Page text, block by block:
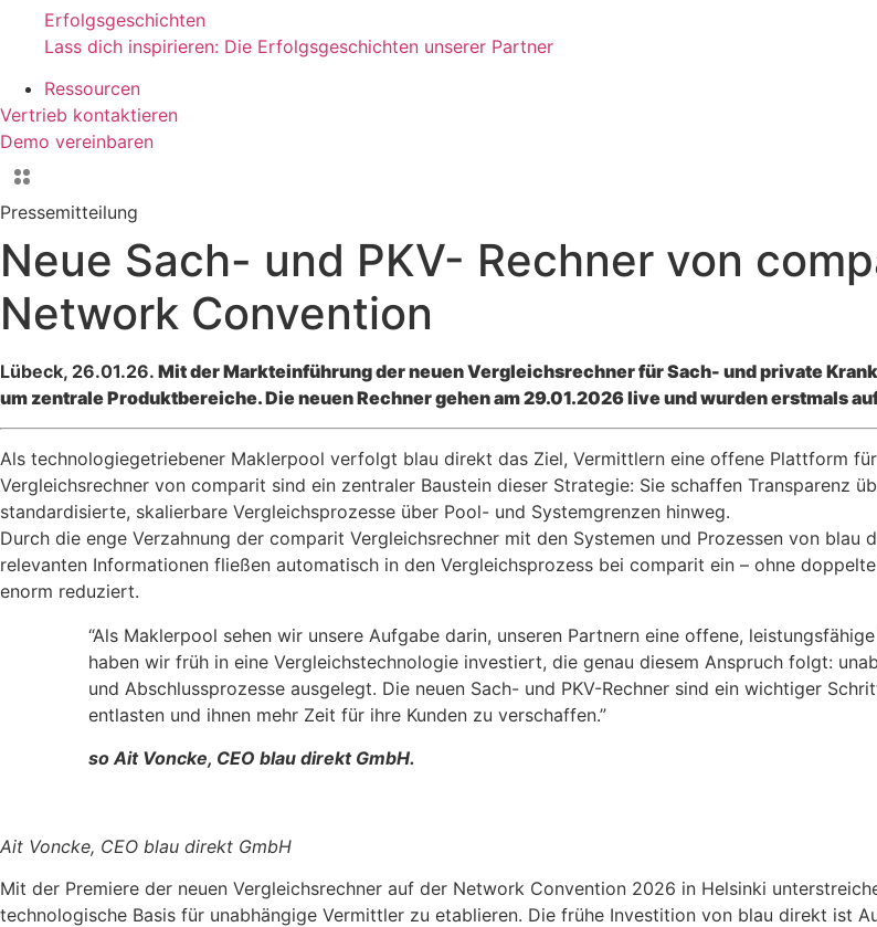
Erfolgsgeschichten
Lass dich inspirieren: Die Erfolgsgeschichten unserer Partner
Ressourcen
Vertrieb kontaktieren
Demo vereinbaren
Pressemitteilung
Neue Sach- und PKV- Rechner von
Network Convention
Lübeck, 26.01.26. Mit der Markteinführung der neuen Vergleichsrechner für Sach- und private
um zentrale Produktbereiche. Die neuen Rechner gehen am 29.01.2026 live und wurden erstmals
Als technologiegetriebener Maklerpool verfolgt blau direkt das Ziel, Vermittlern eine offene Plattform
Vergleichsrechner von comparit sind ein zentraler Baustein dieser Strategie: Sie schaffen Transparenz
standardisierte, skalierbare Vergleichsprozesse über Pool- und Systemgrenzen hinweg.
Durch die enge Verzahnung der comparit Vergleichsrechner mit den Systemen und Prozessen von
relevanten Informationen fließen automatisch in den Vergleichsprozess bei comparit ein – ohne
enorm reduziert.
“Als Maklerpool sehen wir unsere Aufgabe darin, unseren Partnern eine offene,
haben wir früh in eine Vergleichstechnologie investiert, die genau diesem Anspruch folgt:
und Abschlussprozesse ausgelegt. Die neuen Sach- und PKV-Rechner sind ein wichtiger
entlasten und ihnen mehr Zeit für ihre Kunden zu verschaffen.”
so Ait Voncke, CEO blau direkt GmbH.
Ait Voncke, CEO blau direkt GmbH
Mit der Premiere der neuen Vergleichsrechner auf der Network Convention 2026 in Helsinki
technologische Basis für unabhängige Vermittler zu etablieren. Die frühe Investition von blau direkt ist